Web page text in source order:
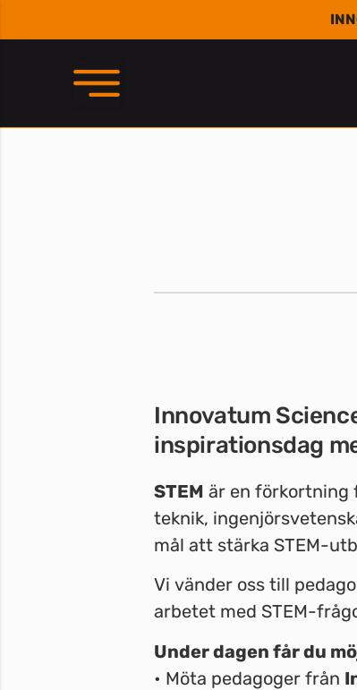
Innovatum
inspirationsdag
STEM är en förkortning
teknik,
mål att stärka STEM-
Vi vänder oss till
arbetet med STEM-
Under dagen får du
• Möta pedagoger från